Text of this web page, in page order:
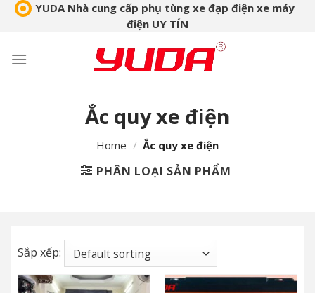
Skip
YUDA Nhà cung cấp phụ tùng xe đạp điện xe máy
điện UY TÍN
Ắc quy xe điện
Home / Ắc quy xe điện
PHÂN LOẠI SẢN PHẨM
Sắp xếp: